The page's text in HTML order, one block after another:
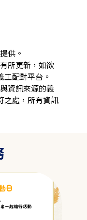
供。
所更新，如欲
配對平台。
資訊來源的義
之處，所有資訊